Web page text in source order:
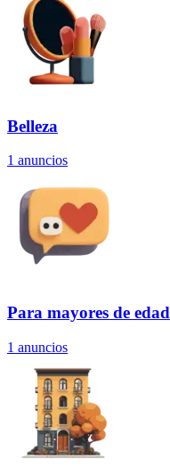
Belleza
1 anuncios
Para mayores de edad
1 anuncios